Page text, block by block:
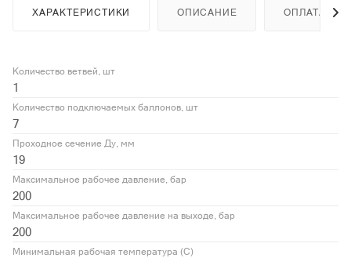
ХАРАКТЕРИСТИКИ ОПИСАНИЕ ОПЛАТА
Количество ветвей, шт
1
Количество подключаемых баллонов, шт
7
Проходное сечение Ду, мм
19
Максимальное рабочее давление, бар
200
Максимальное рабочее давление на выходе, бар
200
Минимальная рабочая температура (С)